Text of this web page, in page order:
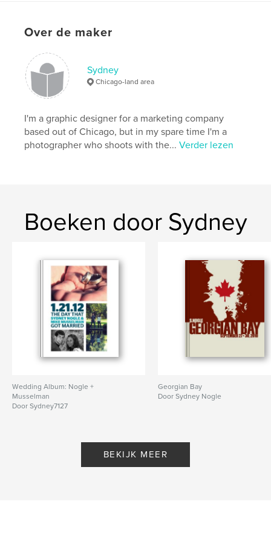
Over de maker
Sydney
Chicago-land area
I'm a graphic designer for a marketing company
based out of Chicago, but in my spare time I'm a
photographer who shoots with the...Verder lezen
Boeken door Sydney
Wedding Album: Nogle +
Musselman
Door Sydney7127
Georgian Bay
Door Sydney Nogle
BEKIJK MEER